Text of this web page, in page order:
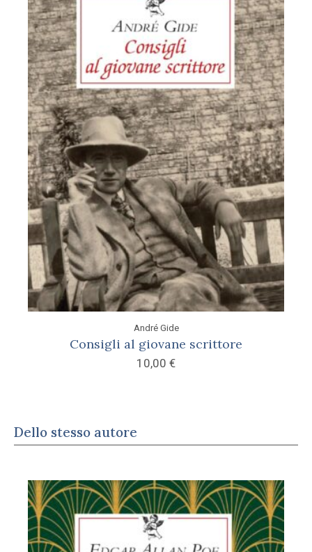
André Gide
Consigli al giovane scrittore
10,00 €
Dello stesso autore